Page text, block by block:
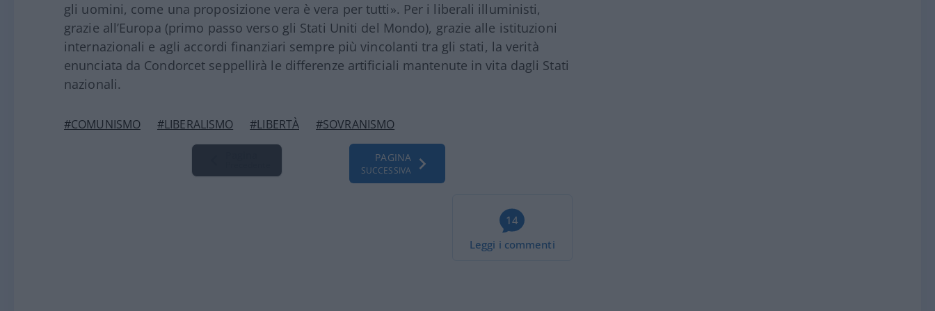
gli uomini, come una proposizione vera è vera per tutti». Per i liberali illuministi,
grazie all’Europa (primo passo verso gli Stati Uniti del Mondo), grazie alle istituzioni
internazionali e agli accordi finanziari sempre più vincolanti tra gli stati, la verità
enunciata da Condorcet seppellirà le differenze artificiali mantenute in vita dagli Stati
nazionali.
#COMUNISMO #LIBERALISMO #LIBERTÀ #SOVRANISMO
PAGINA
SUCCESSIVA
14
Leggi i commenti